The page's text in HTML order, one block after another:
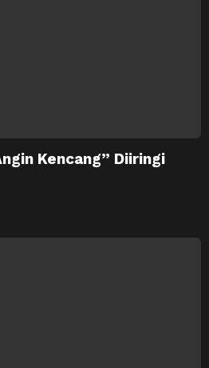
Kencang” Diiringi